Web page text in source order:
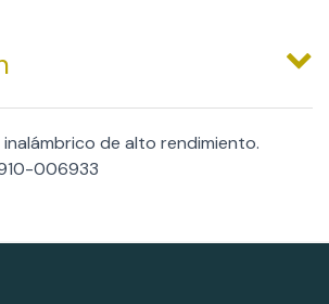
de alto rendimiento.
006933